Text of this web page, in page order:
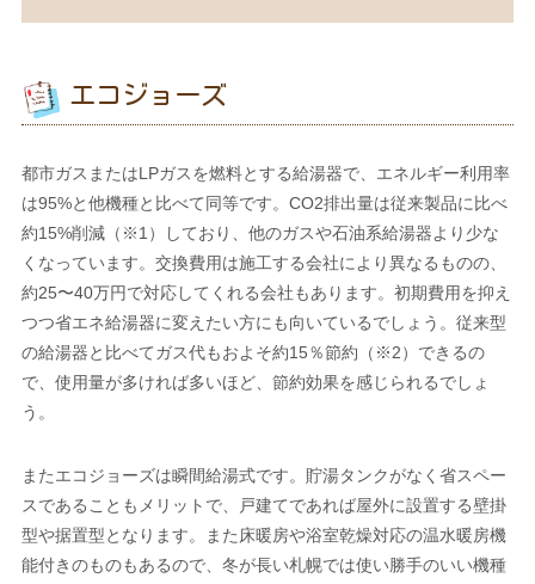
エコジョーズ
都市ガスまたはLPガスを燃料とする給湯器で、エネルギー利用率
は95%と他機種と比べて同等です。CO2排出量は従来製品に比べ
約15%削減（※1）しており、他のガスや石油系給湯器より少な
くなっています。交換費用は施工する会社により異なるものの、
約25〜40万円で対応してくれる会社もあります。初期費用を抑え
つつ省エネ給湯器に変えたい方にも向いているでしょう。従来型
の給湯器と比べてガス代もおよそ約15％節約（※2）できるの
で、使用量が多ければ多いほど、節約効果を感じられるでしょ
う。
またエコジョーズは瞬間給湯式です。貯湯タンクがなく省スペー
スであることもメリットで、戸建てであれば屋外に設置する壁掛
型や据置型となります。また床暖房や浴室乾燥対応の温水暖房機
能付きのものもあるので、冬が長い札幌では使い勝手のいい機種